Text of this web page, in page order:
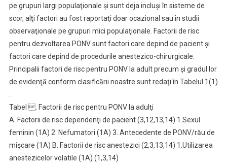
pe grupuri largi populaţionale şi sunt deja incluşi în sisteme de
scor, alţi factori au fost raportaţi doar ocazional sau în studii
observaţionale pe grupuri mici populaţionale. Factorii de risc
pentru dezvoltarea PONV sunt factori care depind de pacient şi
factori care depind de procedurile anestezico-chirurgicale.
Principalii factori de risc pentru PONV la adult precum şi gradul lor
de evidenţă conform clasificării noastre sunt redaţi în Tabelul 1(1)
Tabel . Factorii de risc pentru PONV la adulţi
A. Factorii de risc dependenţi de pacient (3,12,13,14) 1.Sexul
feminin (1A) 2. Nefumatori (1A) 3. Antecedente de PONV/rău de
mişcare (1A) B. Factorii de risc anestezici (2,3,13,14) 1.Utilizarea
anestezicelor volatile (1A) (1,3,14)